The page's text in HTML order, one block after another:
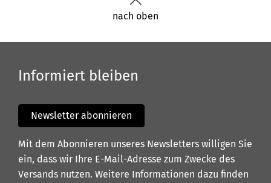
nach oben
Informiert bleiben
Newsletter abonnieren
Mit dem Abonnieren unseres Newsletters willigen Sie
ein, dass wir Ihre E-Mail-Adresse zum Zwecke des
Versands nutzen. Weitere Informationen dazu finden